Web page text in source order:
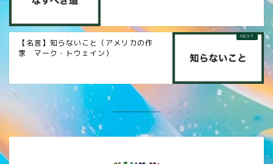
【名言】知らないこと（アメリカの作
家 マーク・トウェイン）